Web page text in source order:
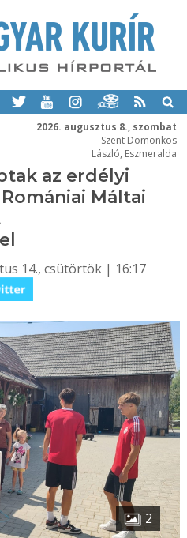
2026. augusztus 8., szombat
Szent Domonkos
László, Eszmeralda
az erdélyi
Máltai
14., csütörtök | 16:17
2